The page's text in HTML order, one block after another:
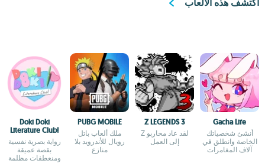
اكتشف هذه الألعاب
Gacha Life
أنشئ شخصياتك
الخاصة وانطلق في
آلاف المغامرات
Z LEGENDS 3
لقد عاد محاربو Z
إلى العمل
PUBG MOBILE
ملك ألعاب باتل
رويال للأندرويد بلا
منازع
Doki Doki
Literature Club!
رواية بصرية نفسية
بقصة عميقة
ومنعطفات مظلمة